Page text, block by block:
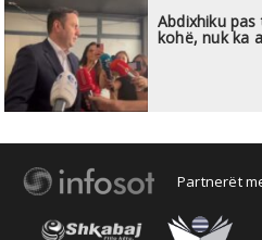
Abdixhiku
kohë, nuk ka
Partnerët